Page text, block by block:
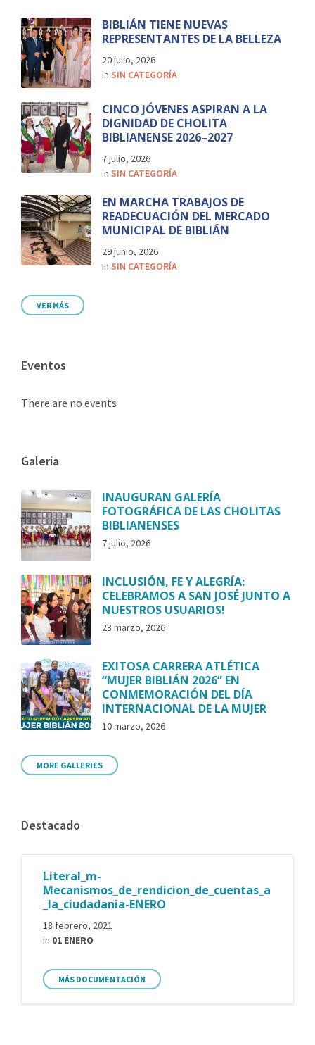
BIBLIÁN TIENE NUEVAS
REPRESENTANTES DE LA BELLEZA
20 julio, 2026
in SIN CATEGORÍA
CINCO JÓVENES ASPIRAN A LA
DIGNIDAD DE CHOLITA
BIBLIANENSE 2026–2027
7 julio, 2026
in SIN CATEGORÍA
EN MARCHA TRABAJOS DE
READECUACIÓN DEL MERCADO
MUNICIPAL DE BIBLIÁN
29 junio, 2026
in SIN CATEGORÍA
VER MÁS
Eventos
There are no events
Galeria
INAUGURAN GALERÍA
FOTOGRÁFICA DE LAS CHOLITAS
BIBLIANENSES
7 julio, 2026
INCLUSIÓN, FE Y ALEGRÍA:
CELEBRAMOS A SAN JOSÉ JUNTO A
NUESTROS USUARIOS!
23 marzo, 2026
EXITOSA CARRERA ATLÉTICA
“MUJER BIBLIÁN 2026” EN
CONMEMORACIÓN DEL DÍA
INTERNACIONAL DE LA MUJER
10 marzo, 2026
MORE GALLERIES
Destacado
Literal_m-
Mecanismos_de_rendicion_de_cuentas_a
_la_ciudadania-ENERO
18 febrero, 2021
in 01 ENERO
MÁS DOCUMENTACIÓN